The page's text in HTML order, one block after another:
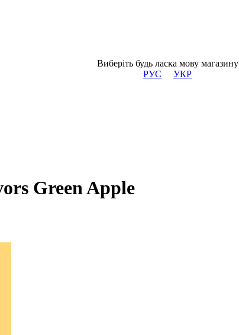
Виберіть будь ласка мову магазину
РУС
УКР
Green Apple